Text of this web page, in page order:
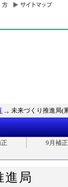
未来づくり推進局(
9月補正
進局